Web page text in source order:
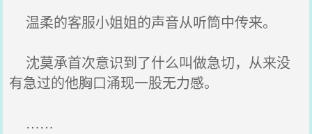
温柔的客服小姐姐的声音从听筒中传来。
沈莫承首次意识到了什么叫做急切，从来没
有急过的他胸口涌现一股无力感。
……